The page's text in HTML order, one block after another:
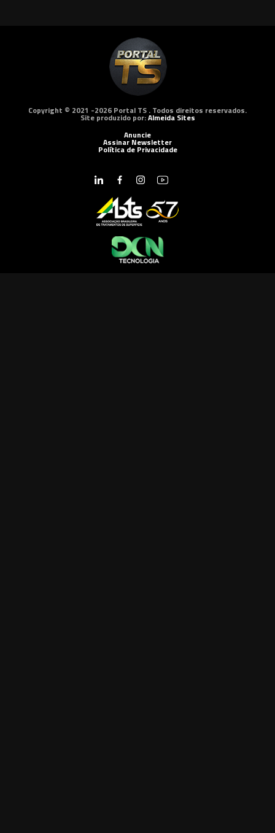
Copyright © 2021 -2026 Portal TS . Todos direitos reservados.
Site produzido por:Almeida Sites
Anuncie
Assinar Newsletter
Política de Privacidade